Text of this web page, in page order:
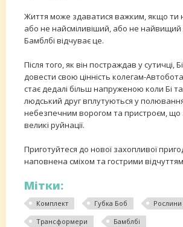
Життя може здаватися важким, якщо
або не найсміливіший, або не найвищий
Бамблбі відчуває це.
Після того, як він постраждав у сутичці,
довести свою цінність колегам-
стає дедалі більш напруженою коли Бі
людський друг вплутуються у
небезпечним ворогом та пристроєм, що
великі руйнації.
Приготуйтеся до нової захопливої
наповнена сміхом та гострими
Мітки:
Комплект Губка Боб
Рослини
Трансформери
Бамблбі